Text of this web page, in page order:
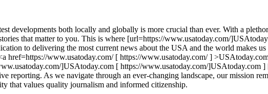
developments both locally and globally is more crucial than ever. With a
that matter to you. This is where [url=https://www.usatoday.com/
to delivering the most current news about the USA and the world makes
href=https://www.usatoday.com/ [ https://www.usatoday.com/ ]
]USAtoday.com [ https://www.usatoday.com/]USAtoday.com
reporting. As we navigate through an ever-changing landscape, our mission
that values quality journalism and informed citizenship.